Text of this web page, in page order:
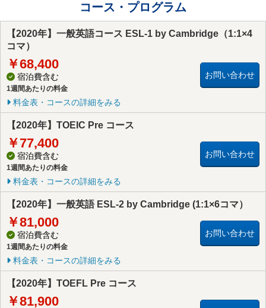
コース・プログラム
【2020年】一般英語コース ESL-1 by Cambridge（1:1×4
コマ）
￥68,400
宿泊費含む
1週間あたりの料金
お問い合わせ
料金表・コースの詳細をみる
【2020年】TOEIC Pre コース
￥77,400
宿泊費含む
1週間あたりの料金
お問い合わせ
料金表・コースの詳細をみる
【2020年】一般英語 ESL-2 by Cambridge (1:1×6コマ）
￥81,000
宿泊費含む
1週間あたりの料金
お問い合わせ
料金表・コースの詳細をみる
【2020年】TOEFL Pre コース
￥81,900